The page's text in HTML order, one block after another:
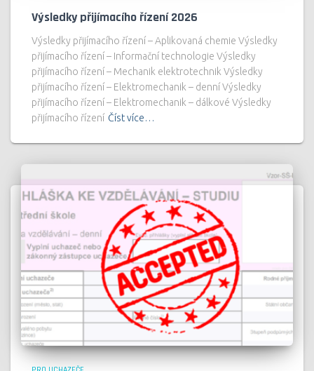
Výsledky přijímacího řízení 2026
Výsledky přijímacího řízení – Aplikovaná chemie Výsledky
přijímacího řízení – Informační technologie Výsledky
přijímacího řízení – Mechanik elektrotechnik Výsledky
přijímacího řízení – Elektromechanik – denní Výsledky
přijímacího řízení – Elektromechanik – dálkové Výsledky
přijímacího řízení Číst více…